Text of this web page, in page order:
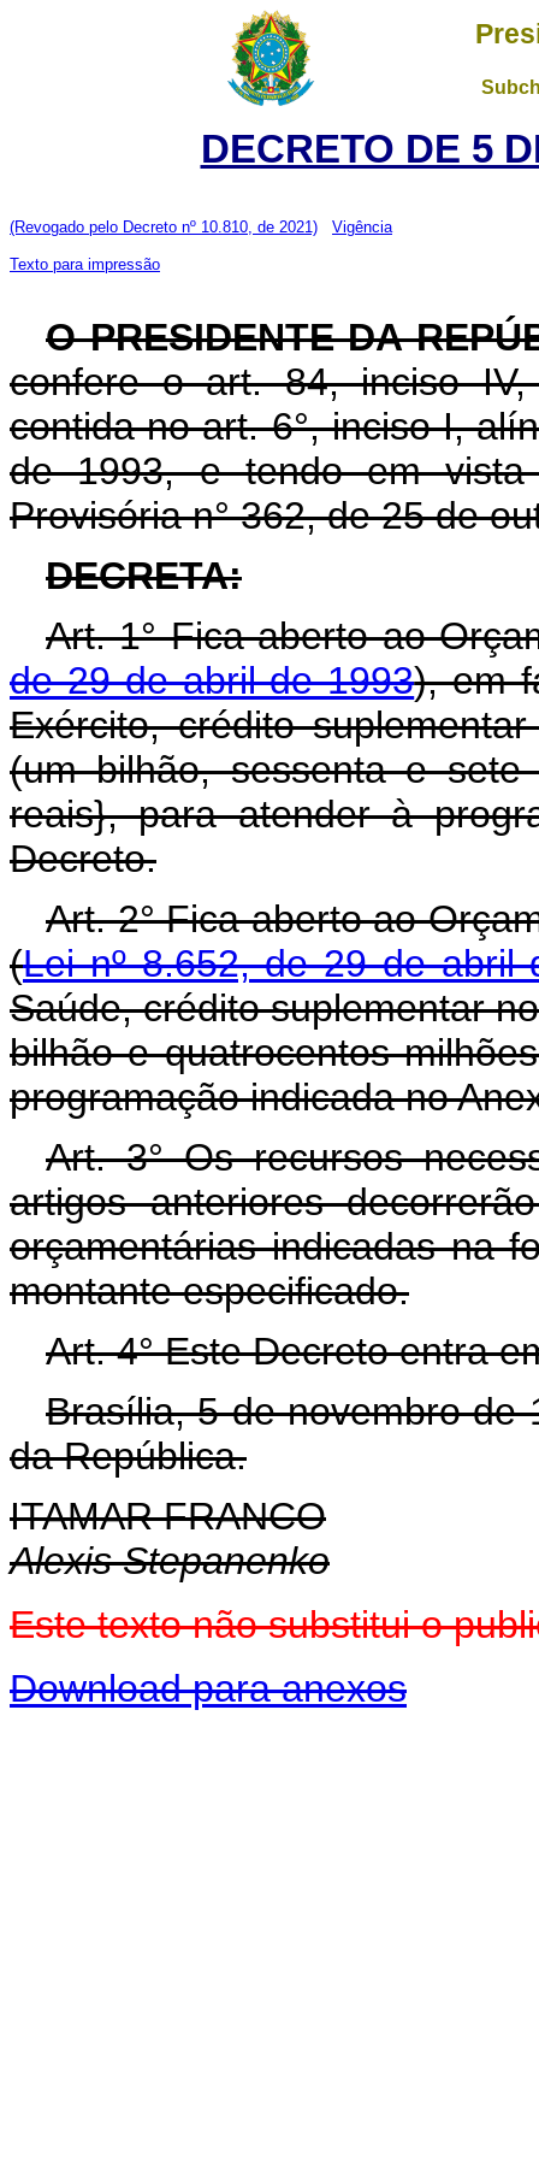
DECRETO DE 5
(Revogado pelo Decreto nº 10.810, de 2021) Vigência
Texto para impressão
O PRESIDENTE DA
confere o art. 84, inciso
contida no art. 6°, inciso I,
de 1993, e tendo em
Provisória n° 362, de 25 de
DECRETA:
Art. 1° Fica aberto ao
de 29 de abril de 1993), em
Exército, crédito
(um bilhão, sessenta e
reais}, para atender à
Decreto.
Art. 2° Fica aberto ao
(Lei nº 8.652, de 29 de abril
Saúde, crédito suplementar
bilhão e quatrocentos
programação indicada no
Art. 3° Os recursos
artigos anteriores
orçamentárias indicadas na
montante especificado.
Art. 4° Este Decreto entra
Brasília, 5 de novembro de
da República.
ITAMAR FRANCO
Alexis Stepanenko
Este texto não substitui o
Download para anexos